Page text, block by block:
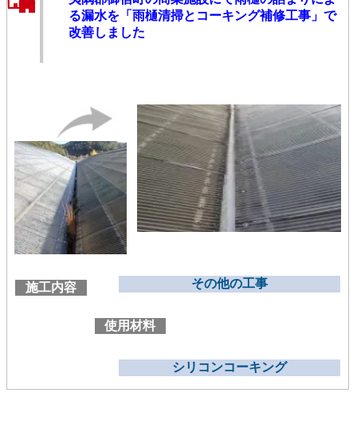
る漏水を「雨樋清掃とコーキング補修工事」で
改善しました
施工内容 その他の工事
使用材料
シリコンコーキング